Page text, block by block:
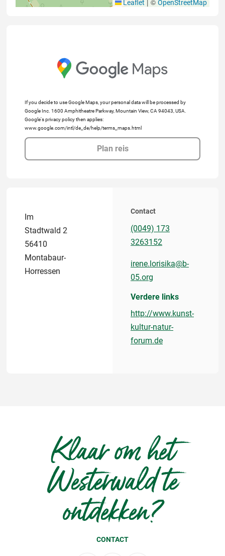
Leaflet © OpenStreetMap
If you decide to use Google Maps, your personal data will be processed by
Google Inc. 1600 Amphitheatre Parkway, Mountain View, CA 94043, USA.
Google's privacy policy then applies:
www.google.com/intl/de_de/help/terms_maps.html
Plan reis
Im
Stadtwald 2
56410
Montabaur-
Horressen
Contact
(0049) 173
3263152
irene.lorisika@b-
05.org
Verdere links
http://www.kunst-
kultur-natur-
forum.de
Klaar om het
Westerwald te
ontdekken?
CONTACT